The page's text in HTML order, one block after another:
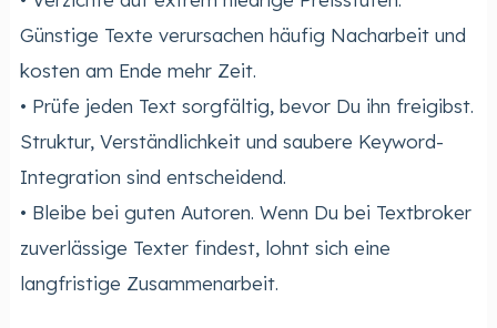
Günstige Texte verursachen häufig Nacharbeit und
kosten am Ende mehr Zeit.
• Prüfe jeden Text sorgfältig, bevor Du ihn freigibst.
Struktur, Verständlichkeit und saubere Keyword-
Integration sind entscheidend.
• Bleibe bei guten Autoren. Wenn Du bei Textbroker
zuverlässige Texter findest, lohnt sich eine
langfristige Zusammenarbeit.